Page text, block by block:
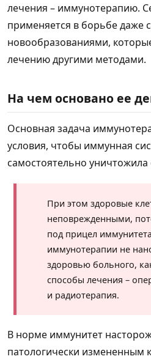
лечения – иммунотерапию.
применяется в борьбе даже
новообразованиями,
лечению другими методами.
На чем основано ее
Основная задача
условия, чтобы иммунная
самостоятельно уничтожила
При этом здоровые
неповрежденными,
под прицел
иммунотерапии не
здоровью больного,
способы лечения –
и радиотерапия.
В норме иммунитет
патологически измененным